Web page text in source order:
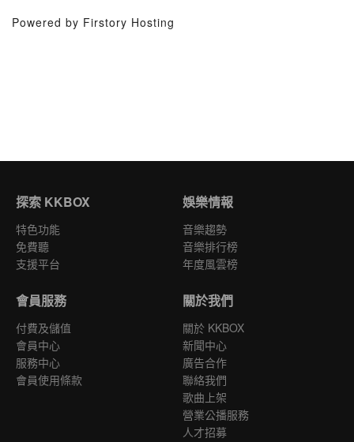
Powered by Firstory Hosting
探索 KKBOX
特色功能
免費聽
支援平台
娛樂情報
音樂趨勢
音樂排行榜
年度風雲榜
會員服務
付費及儲值
會員中心
服務中心
會員使用條款
關於我們
關於 KKBOX
新聞中心
廣告合作
聯絡我們
歌曲上架
營業公播服務
人才招募